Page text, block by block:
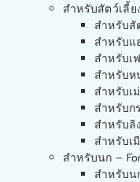
สำหรับสัตว์เลี้
สำหรับสั
สำหรับแ
สำหรับเ
สำหรับห
สำหรับเ
สำหรับก
สำหรับลิ
สำหรับเ
สำหรับนก –
สำหรับน